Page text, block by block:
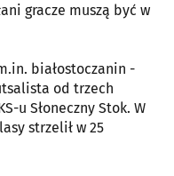
gracze muszą być w
białostoczanin -
od trzech
u Słoneczny Stok. W
strzelił w 25